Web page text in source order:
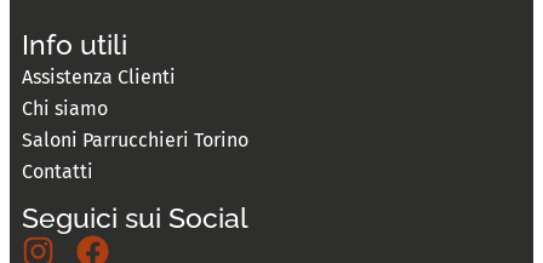
Info utili
Assistenza Clienti
Chi siamo
Saloni Parrucchieri Torino
Contatti
Seguici sui Social